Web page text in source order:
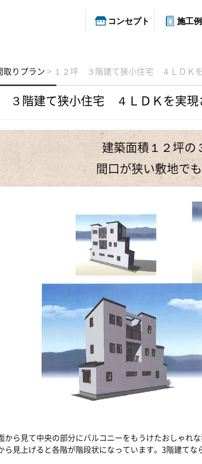
コンセプト 施工例
取りプラン > １２坪 ３階建て狭小住宅 ４ＬＤＫを
３階建て狭小住宅 ４ＬＤＫを実現
建築面積１２坪の
間口が狭い敷地で
から見て中央の部分にバルコニーをもうけたおしゃれな
ら見上げると各階が階段状になっています。3階建てな